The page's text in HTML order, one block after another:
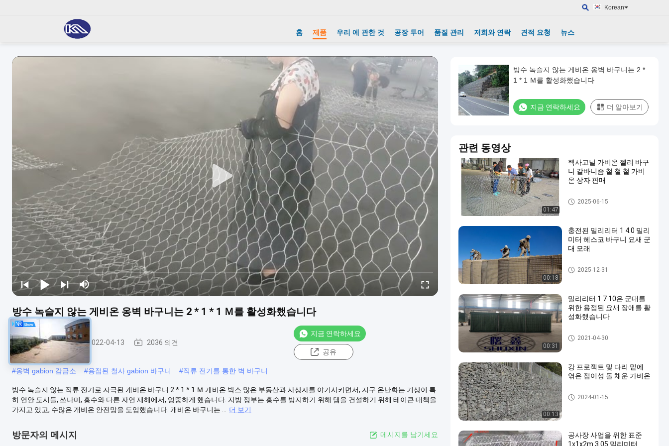
Korean
홈 제품 우리 에 관한 것 공장 투어 품질 관리 저희와 연락 견적 요청 뉴스
방수 녹슬지 않는 게비온 옹벽 바구니는 2 * 1 * 1 Ｍ를 활성화했습니다
개비온 바구니 2022-04-13 2036 의견
지금 연락하세요
공유
#옹벽 gabion 감금소 #용접된 철사 gabion 바구니 #직류 전기를 통한 벽 바구니
방수 녹슬지 않는 직류 전기로 자극된 개비온 바구니 2 * 1 * 1 Ｍ 개비온 박스 많은 부동산과 사상자를 야기시키면서, 지구 온난화는 기상이 특
히 연안 도시들, 쓰나미, 홍수와 다른 자연 재해에서, 엉뚱하게 했습니다. 지방 정부는 홍수를 방지하기 위해 댐을 건설하기 위해 테이큰 대책을
가지고 있고, 수많은 개비온 안전망을 도입했습니다. 개비온 바구니는 ...
더 보기
방문자의 메시지 메시지를 남기세요
방수 녹슬지 않는 게비온 옹벽 바구니는 2 *
1 * 1 Ｍ를 활성화했습니다
지금 연락하세요 더 알아보기
관련 동영상
01:47
헥사고널 가비온 젤리 바구
니 갈바니즘 철 철 철 가비
온 상자 판매
개비온 바구니
2025-06-15
00:18
충전된 밀리리터 1 4.0 밀리
미터 헤스코 바구니 요새 군
대 모래
방어적인 장벽
2025-12-31
00:31
밀리리터 1 7 10은 군대를
위한 용접된 요새 장애를 활
성화했습니다
방어적인 장벽
2021-04-30
00:13
강 프로젝트 및 다리 밑에
엮은 접이성 돌 채운 가비온
개비온 바구니
2024-01-15
공사장 사업을 위한 표준
1x1x2m 3.05 밀리미터